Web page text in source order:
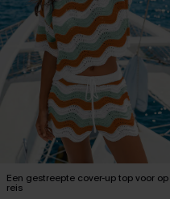
Een gestreepte cover-up top voor op
reis